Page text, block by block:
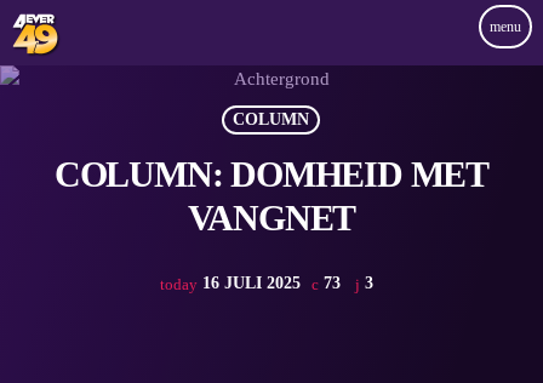
menu
COLUMN
COLUMN: DOMHEID MET
VANGNET
today 16 JULI 2025 73 3